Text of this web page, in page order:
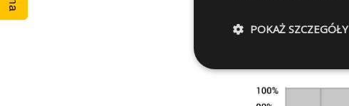
POKAŻ SZCZEGÓŁY